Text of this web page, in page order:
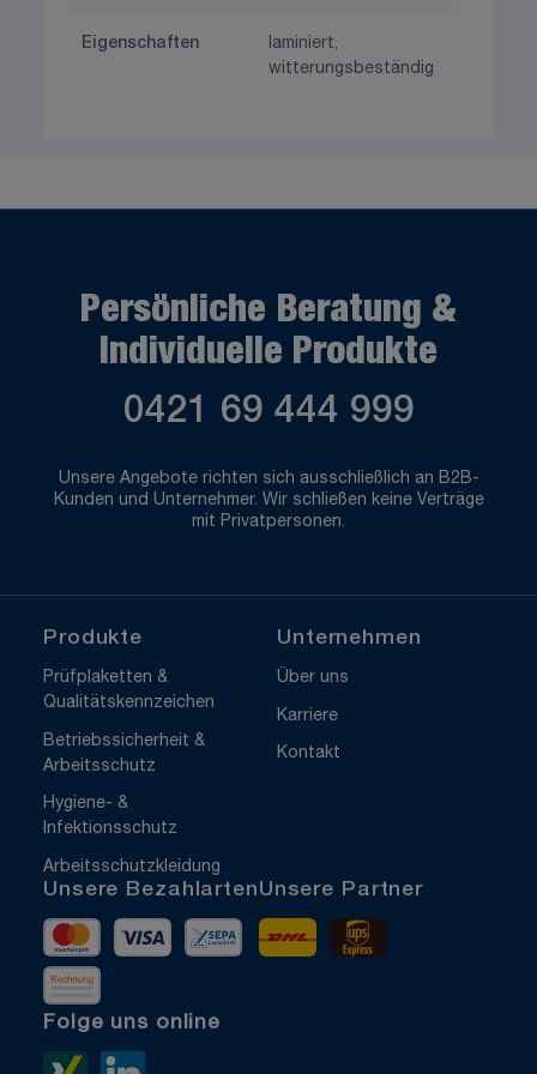
Eigenschaften
laminiert,
witterungsbeständig
Persönliche Beratung &
Individuelle Produkte
0421 69 444 999
Unsere Angebote richten sich ausschließlich an B2B-
Kunden und Unternehmer. Wir schließen keine Verträge
mit Privatpersonen.
Produkte
Prüfplaketten &
Qualitätskennzeichen
Betriebssicherheit &
Arbeitsschutz
Hygiene- &
Infektionsschutz
Arbeitsschutzkleidung
Unternehmen
Über uns
Karriere
Kontakt
Unsere Bezahlarten
MastercardVisa Vorkasse
Rechnung
Unsere Partner
DHL
Folge uns online
Xing>